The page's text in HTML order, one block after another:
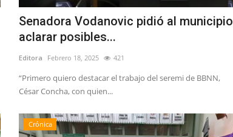
Senadora Vodanovic pidió al municipio
aclarar posibles...
Editora Febrero 18, 2025 421
“Primero quiero destacar el trabajo del seremi de BBNN,
César Concha, con quien...
Crónica